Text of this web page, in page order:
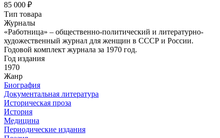
85 000 ₽
Тип товара
Журналы
«Работница» – общественно-политический и литературно-
художественный журнал для женщин в СССР и России.
Годовой комплект журнала за 1970 год.
Год издания
1970
Жанр
Биография
Документальная литература
Историческая проза
История
Медицина
Периодические издания